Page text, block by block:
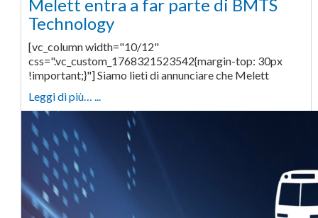
Melett entra a far parte di BMTS
Technology
[vc_column width="10/12"
css=".vc_custom_1768321523542{margin-top: 30px
!important;}"] Siamo lieti di annunciare che Melett
Leggi di più… ...